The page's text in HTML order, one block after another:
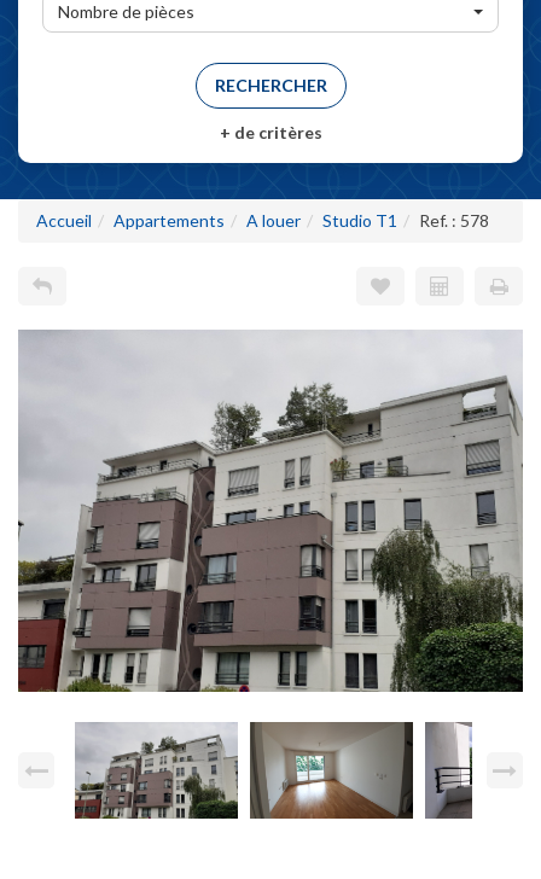
Nombre de pièces
+ de critères
Accueil Appartements A louer Studio T1 Ref. : 578